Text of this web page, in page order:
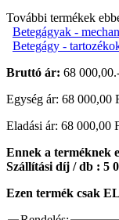
További termékek
Betegágyak -
Betegágy -
Bruttó ár: 68
Egység ár: 68 000,00
Eladási ár: 68 000,00
Ennek a terméknek
Szállítási díj / db : 5
Ezen termék csak